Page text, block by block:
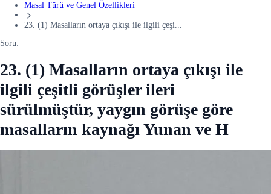
Masal Türü ve Genel Özellikleri
23. (1) Masalların ortaya çıkışı ile ilgili çeşi...
Soru:
23. (1) Masalların ortaya çıkışı ile
ilgili çeşitli görüşler ileri
sürülmüştür, yaygın görüşe göre
masalların kaynağı Yunan ve H